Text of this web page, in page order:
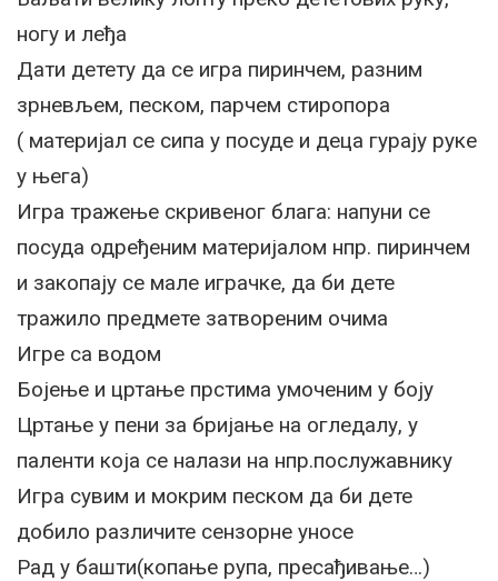
ногу и леђа
Дати детету да се игра пиринчем, разним
зрневљем, песком, парчем стиропора
( материјал се сипа у посуде и деца гурају руке
у њега)
Игра тражење скривеног блага: напуни се
посуда одређеним материјалом нпр. пиринчем
и закопају се мале играчке, да би дете
тражило предмете затвореним очима
Игре са водом
Бојење и цртање прстима умоченим у боју
Цртање у пени за бријање на огледалу, у
паленти која се налази на нпр.послужавнику
Игра сувим и мокрим песком да би дете
добило различите сензорне уносе
Рад у башти(копање рупа, пресађивање…)